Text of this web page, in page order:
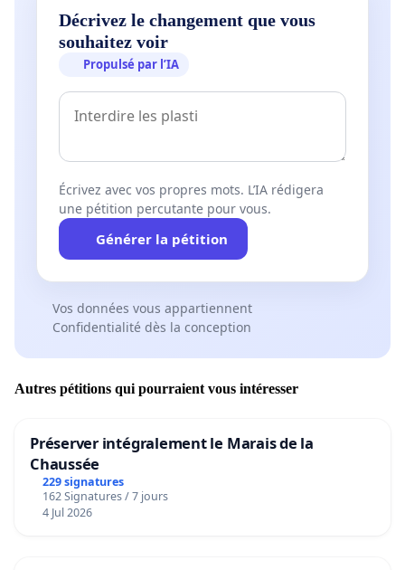
Décrivez le changement que vous
souhaitez voir
Propulsé par l’IA
Écrivez avec vos propres mots. L’IA rédigera
une pétition percutante pour vous.
Générer la pétition
Vos données vous appartiennent
Confidentialité dès la conception
Autres pétitions qui pourraient vous intéresser
Préserver intégralement le Marais de la
Chaussée
229 signatures
162 Signatures / 7 jours
4 Jul 2026